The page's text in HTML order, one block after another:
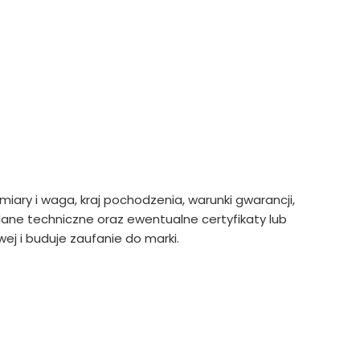
i waga, kraj pochodzenia, warunki gwarancji,
techniczne oraz ewentualne certyfikaty lub
i buduje zaufanie do marki.